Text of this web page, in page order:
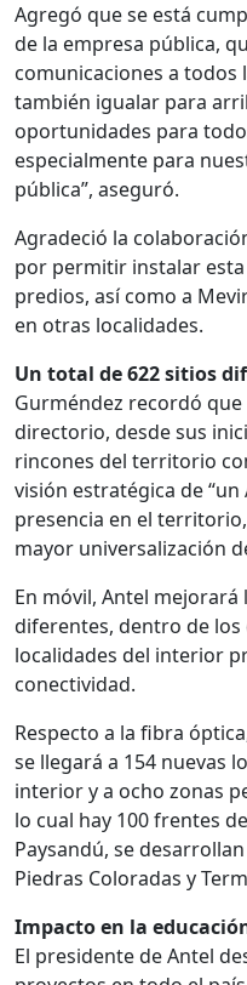
Agregó que se está
de la empresa pública,
comunicaciones a todos
también igualar para
oportunidades para
especialmente para
pública”, aseguró.
Agradeció la
por permitir instalar
predios, así como a
en otras localidades.
Un total de 622 sitios
Gurméndez recordó
directorio, desde sus
rincones del territorio
visión estratégica de
presencia en el
mayor universalización
En móvil, Antel mejorará
diferentes, dentro de los
localidades del interior
conectividad.
Respecto a la fibra
se llegará a 154 nuevas
interior y a ocho zonas
lo cual hay 100 frentes
Paysandú, se
Piedras Coloradas y
Impacto en la
El presidente de Antel